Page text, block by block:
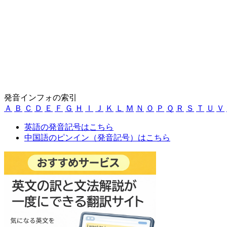
発音インフォの索引
Ａ
Ｂ Ｃ Ｄ Ｅ Ｆ Ｇ Ｈ Ｉ Ｊ Ｋ Ｌ Ｍ Ｎ Ｏ Ｐ Ｑ Ｒ Ｓ Ｔ Ｕ Ｖ
英語の発音記号はこちら
中国語のピンイン（発音記号）はこちら